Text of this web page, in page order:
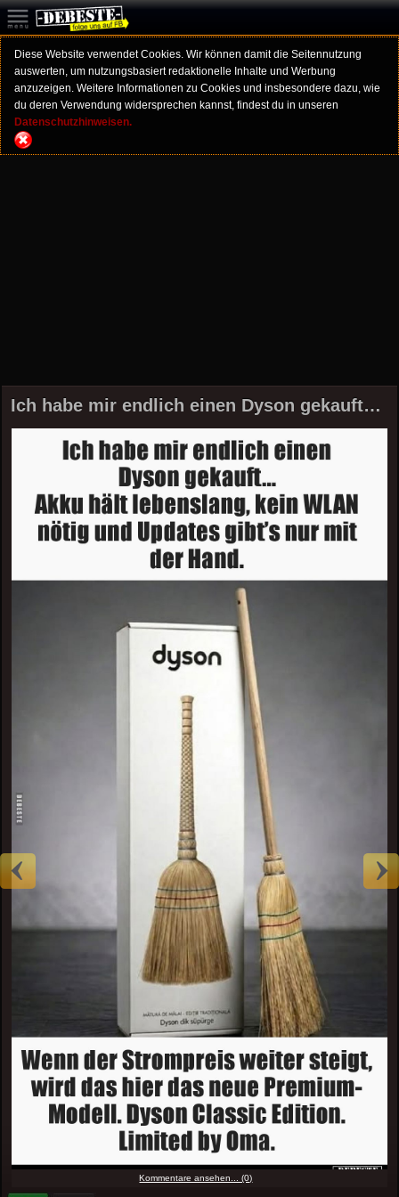
Diese Website verwendet Cookies. Wir können damit die Seitennutzung
auswerten, um nutzungsbasiert redaktionelle Inhalte und Werbung
anzuzeigen. Weitere Informationen zu Cookies und insbesondere dazu, wie
du deren Verwendung widersprechen kannst, findest du in unseren
Datenschutzhinweisen.
Ich habe mir endlich einen Dyson gekauft…
Kommentare ansehen... (0)